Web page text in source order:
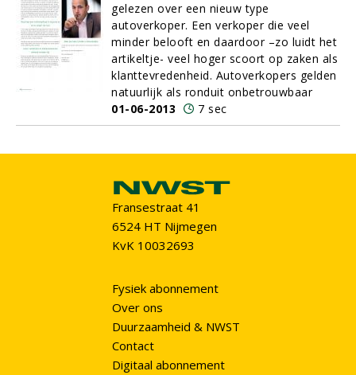
gelezen over een nieuw type
autoverkoper. Een verkoper die veel
minder belooft en daardoor –zo luidt het
artikeltje- veel hoger scoort op zaken als
klanttevredenheid. Autoverkopers gelden
natuurlijk als ronduit onbetrouwbaar
01-06-2013
7 sec
Fransestraat 41
6524 HT Nijmegen
KvK 10032693
Fysiek abonnement
Over ons
Duurzaamheid & NWST
Contact
Digitaal abonnement